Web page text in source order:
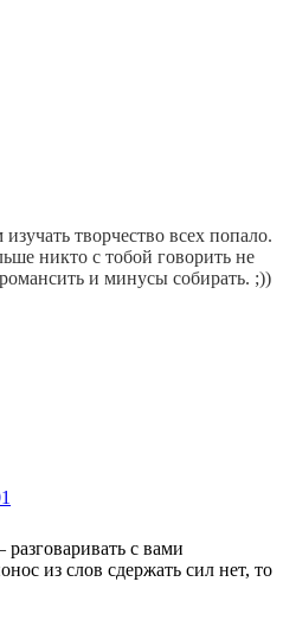
творчество всех попало.
никто с тобой говорить не
и минусы собирать. ;))
с вами
из слов сдержать сил нет, то